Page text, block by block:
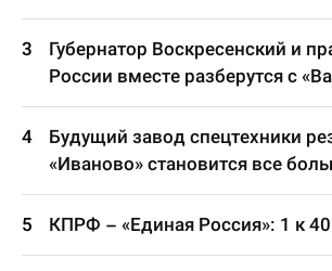
Губернатор Воскресенский и
России вместе разберутся с
Будущий завод спецтехники
«Иваново» становится все
КПРФ – «Единая Россия»: 1 к 40